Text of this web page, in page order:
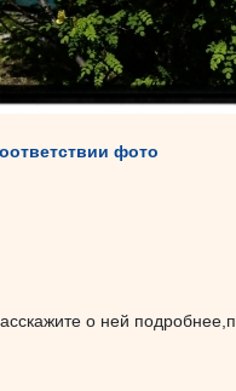
фото
о ней